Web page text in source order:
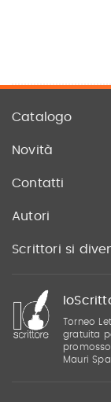
Catalogo
Novità
Contatti
Autori
Scrittori si
Torneo
gratuita
Mauri